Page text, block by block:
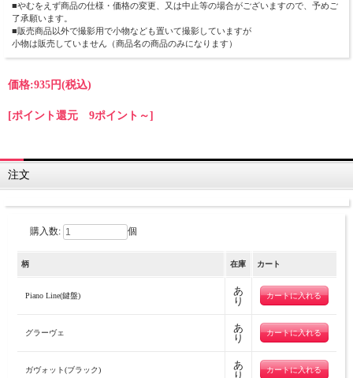
■やむをえず商品の仕様・価格の変更、又は中止等の場合がございますので、予めご
了承願います。
■販売商品以外で撮影用で小物なども置いて撮影していますが
小物は販売していません（商品名の商品のみになります）
価格:935円(税込)
[ポイント還元 9ポイント～]
注文
購入数: 個
柄 在庫 カート
Piano Line(鍵盤)
あ
り
グラーヴェ
あ
り
ガヴォット(ブラック)
あ
り